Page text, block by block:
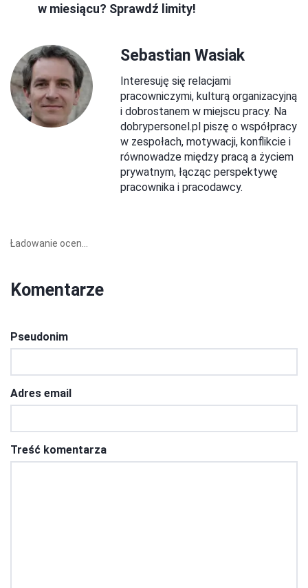
w miesiącu? Sprawdź limity!
Sebastian Wasiak
Interesuję się relacjami
pracowniczymi, kulturą organizacyjną
i dobrostanem w miejscu pracy. Na
dobrypersonel.pl piszę o współpracy
w zespołach, motywacji, konflikcie i
równowadze między pracą a życiem
prywatnym, łącząc perspektywę
pracownika i pracodawcy.
Ładowanie ocen...
Komentarze
Pseudonim
Adres email
Treść komentarza